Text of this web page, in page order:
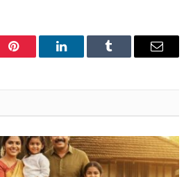
Pinterest LinkedInTumblr Email